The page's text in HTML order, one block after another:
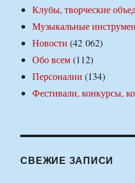
Клубы, творческие
Музыкальные
Новости (42 062)
Обо всем(112)
Персоналии (134)
Фестивали, конкурсы,
СВЕЖИЕ ЗАПИСИ